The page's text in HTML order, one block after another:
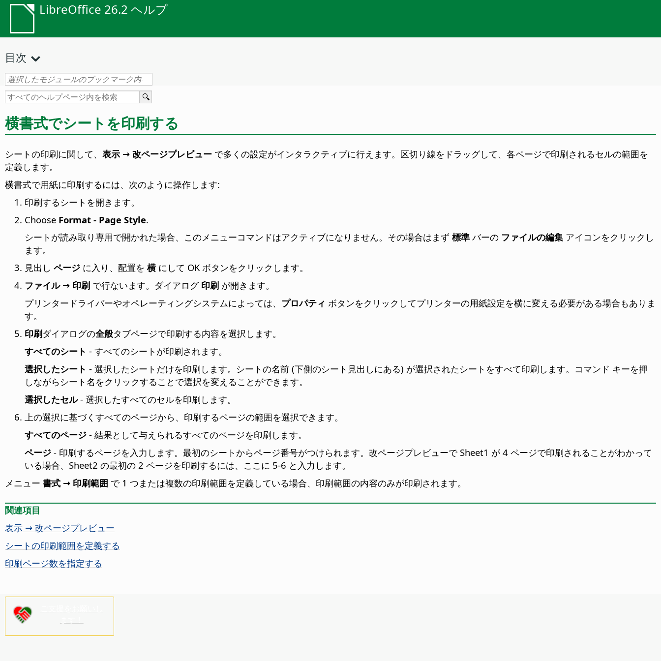
LibreOffice 26.2 ヘルプ
目次
横書式でシートを印刷する
シートの印刷に関して、 表示 → 改ページプレビュー で多くの設定がインタラクティブに行えます。区切り線をドラッグして、各ページで印刷されるセルの範囲を
定義します。
横書式で用紙に印刷するには、次のように操作します:
印刷するシートを開きます。
Choose Format - Page Style.
シートが読み取り専用で開かれた場合、このメニューコマンドはアクティブになりません。その場合はまず 標準 バーの ファイルの編集 アイコンをクリックし
ます。
見出し ページ に入り、配置を 横にして OK ボタンをクリックします。
ファイル → 印刷 で行ないます。ダイアログ 印刷 が開きます。
プリンタードライバーやオペレーティングシステムによっては、 プロパティ ボタンをクリックしてプリンターの用紙設定を横に変える必要がある場合もありま
す。
印刷ダイアログの全般タブページで印刷する内容を選択します。
すべてのシート - すべてのシートが印刷されます。
選択したシート - 選択したシートだけを印刷します。シートの名前 (下側のシート見出しにある) が選択されたシートをすべて印刷します。 コマンド キーを押
しながらシート名をクリックすることで選択を変えることができます。
選択したセル- 選択したすべてのセルを印刷します。
上の選択に基づくすべてのページから、印刷するページの範囲を選択できます。
すべてのページ - 結果として与えられるすべてのページを印刷します。
ページ - 印刷するページを入力します。最初のシートからページ番号がつけられます。改ページプレビューで Sheet1 が 4 ページで印刷されることがわかって
いる場合、Sheet2 の最初の 2 ページを印刷するには、ここに 5-6 と入力します。
メニュー 書式 → 印刷範囲 で 1 つまたは複数の印刷範囲を定義している場合、印刷範囲の内容のみが印刷されます。
関連項目
表示 → 改ページプレビュー
シートの印刷範囲を定義する
印刷ページ数を指定する